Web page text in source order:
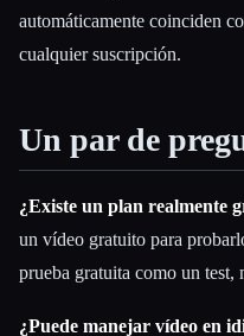
automáticamente coinciden
cualquier suscripción.
Un par de
¿Existe un plan realmente
un vídeo gratuito para
prueba gratuita como un
¿Puede manejar vídeo en